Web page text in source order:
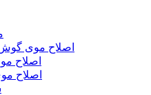
اصلاح موی
اصلاح
اصلاح